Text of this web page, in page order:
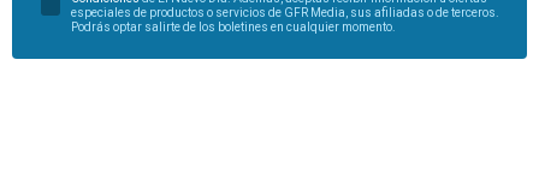
especiales de productos o servicios de GFR Media, sus afiliadas o de terceros.
Podrás optar salirte de los boletines en cualquier momento.